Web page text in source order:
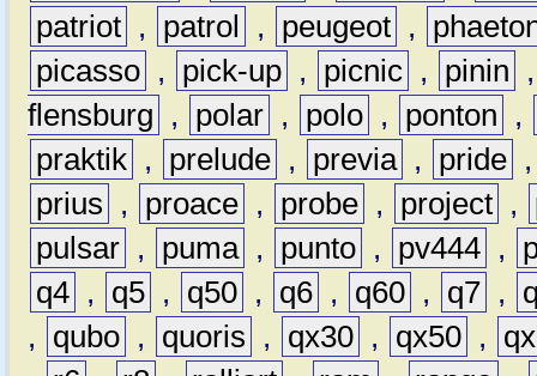
patriot , patrol , peugeot ,
picasso , pick-up , picnic , pinin
flensburg
, polar , polo , ponton
,
praktik , prelude , previa , pride
prius
, proace , probe , project ,
pulsar , puma , punto , pv444 ,
q4 , q5 , q50 , q6 , q60 , q7 ,
,
qubo , quoris , qx30 , qx50 ,